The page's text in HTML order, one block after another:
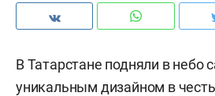
В Татарстане подняли в небо
уникальным дизайном в